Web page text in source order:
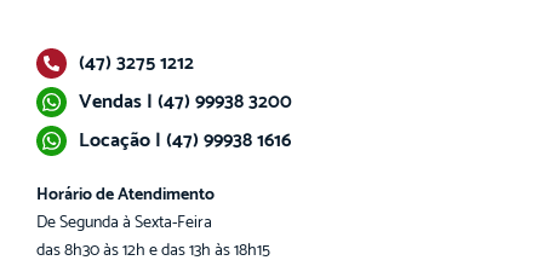
(47) 3275 1212
Vendas | (47) 99938 3200
Locação | (47) 99938 1616
Horário de Atendimento
De Segunda à Sexta-Feira
das 8h30 às 12h e das 13h às 18h15